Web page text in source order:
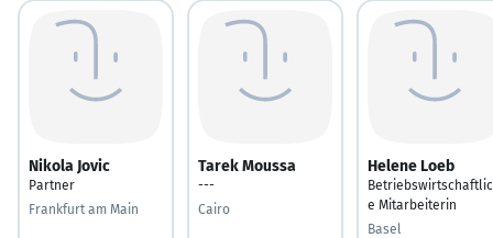
Nikola Jovic
Partner
Frankfurt am Main
Tarek Moussa
---
Cairo
Helene Loeb
e Mitarbeiterin
Basel